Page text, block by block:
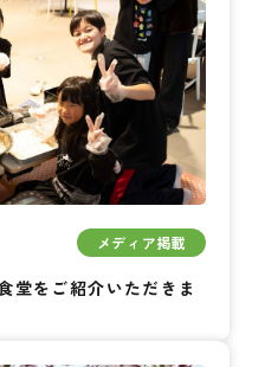
メディア掲載
堂をご紹介いただきま